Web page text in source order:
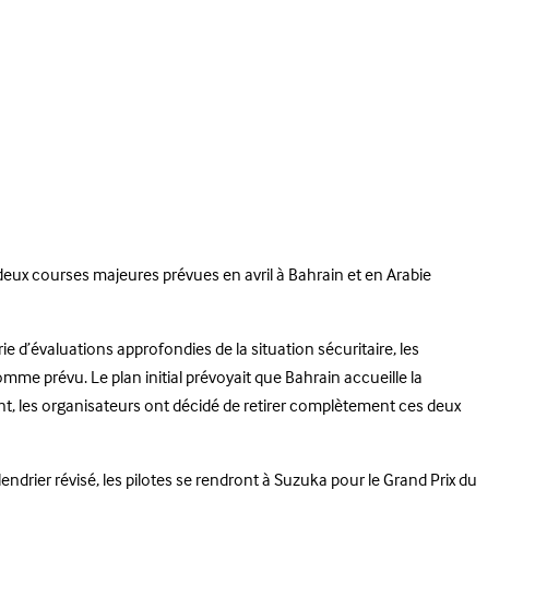
courses majeures prévues en avril à Bahrain et en Arabie
d’évaluations approfondies de la situation sécuritaire, les
prévu. Le plan initial prévoyait que Bahrain accueille la
les organisateurs ont décidé de retirer complètement ces deux
révisé, les pilotes se rendront à Suzuka pour le Grand Prix du